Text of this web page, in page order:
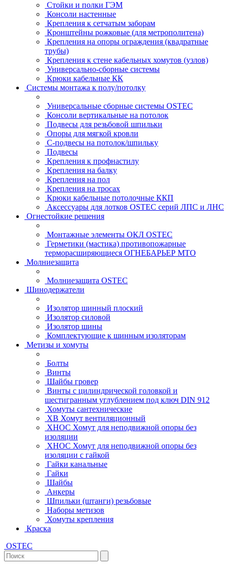
Стойки и полки ГЭМ
Консоли настенные
Крепления к сетчатым заборам
Кронштейны рожковые (для метрополитена)
Крепления на опоры ограждения (квадратные
трубы)
Крепления к стене кабельных хомутов (узлов)
Универсально-сборные системы
Крюки кабельные КК
Системы монтажа к полу/потолку
Универсальные сборные системы OSTEC
Консоли вертикальные на потолок
Подвесы для резьбовой шпильки
Опоры для мягкой кровли
С-подвесы на потолок/шпильку
Подвесы
Крепления к профнастилу
Крепления на балку
Крепления на пол
Крепления на тросах
Крюки кабельные потолочные ККП
Аксессуары для лотков OSTEC серий ЛПС и ЛНС
Огнестойкие решения
Монтажные элементы ОКЛ OSTEC
Герметики (мастика) противопожарные
терморасширяющиеся ОГНЕБАРЬЕР МТО
Молниезащита
Молниезащита OSTEC
Шинодержатели
Изолятор шинный плоский
Изолятор силовой
Изолятор шины
Комплектующие к шинным изоляторам
Метизы и хомуты
Болты
Винты
Шайбы гровер
Винты с цилиндрической головкой и
шестигранным углублением под ключ DIN 912
Хомуты сантехнические
ХВ Хомут вентиляционный
ХНОС Хомут для неподвижной опоры без
изоляции
ХНОС Хомут для неподвижной опоры без
изоляции с гайкой
Гайки канальные
Гайки
Шайбы
Анкеры
Шпильки (штанги) резьбовые
Наборы метизов
Хомуты крепления
Краска
OSTEC